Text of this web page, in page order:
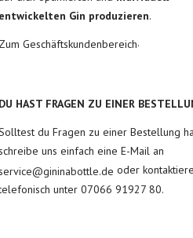
entwickelten Gin produzieren.
Zum Geschäftskundenbereich.
DU HAST FRAGEN ZU EINER
du Fragen zu einer Bestellung
uns einfach eine E-Mail an
oder
unter 07066 91927 80.